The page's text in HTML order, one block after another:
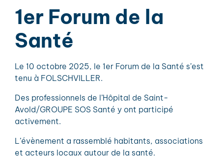
1er Forum de la
Santé
Le 10 octobre 2025, le 1er Forum de la Santé s’est
tenu à FOLSCHVILLER.
Des professionnels de l’Hôpital de Saint-
Avold/GROUPE SOS Santé y ont participé
activement.
L’évènement a rassemblé habitants, associations
et acteurs locaux autour de la santé.